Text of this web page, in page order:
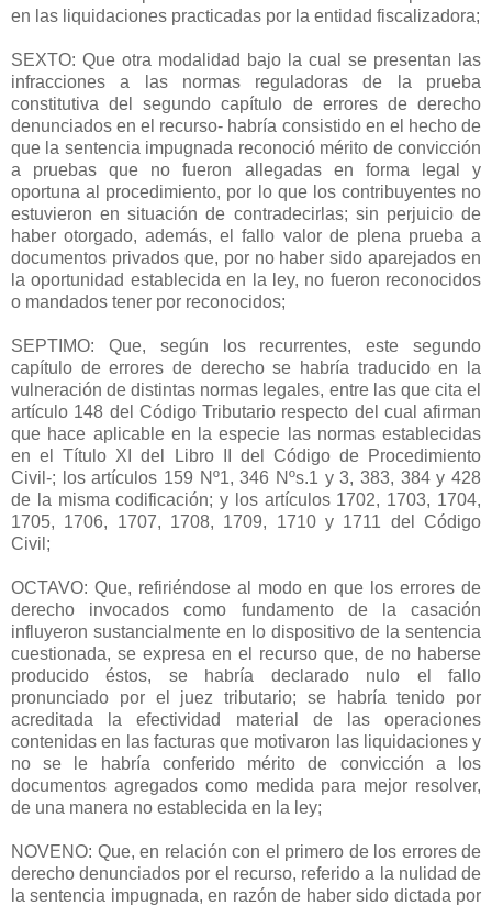
en las liquidaciones practicadas por la entidad fiscalizadora;
SEXTO: Que otra modalidad bajo la cual se presentan las
infracciones a las normas reguladoras de la prueba
constitutiva del segundo capítulo de errores de derecho
denunciados en el recurso- habría consistido en el hecho de
que la sentencia impugnada reconoció mérito de convicción
a pruebas que no fueron allegadas en forma legal y
oportuna al procedimiento, por lo que los contribuyentes no
estuvieron en situación de contradecirlas; sin perjuicio de
haber otorgado, además, el fallo valor de plena prueba a
documentos privados que, por no haber sido aparejados en
la oportunidad establecida en la ley, no fueron reconocidos
o mandados tener por reconocidos;
SEPTIMO: Que, según los recurrentes, este segundo
capítulo de errores de derecho se habría traducido en la
vulneración de distintas normas legales, entre las que cita el
artículo 148 del Código Tributario respecto del cual afirman
que hace aplicable en la especie las normas establecidas
en el Título XI del Libro II del Código de Procedimiento
Civil-; los artículos 159 Nº1, 346 Nºs.1 y 3, 383, 384 y 428
de la misma codificación; y los artículos 1702, 1703, 1704,
1705, 1706, 1707, 1708, 1709, 1710 y 1711 del Código
Civil;
OCTAVO: Que, refiriéndose al modo en que los errores de
derecho invocados como fundamento de la casación
influyeron sustancialmente en lo dispositivo de la sentencia
cuestionada, se expresa en el recurso que, de no haberse
producido éstos, se habría declarado nulo el fallo
pronunciado por el juez tributario; se habría tenido por
acreditada la efectividad material de las operaciones
contenidas en las facturas que motivaron las liquidaciones y
no se le habría conferido mérito de convicción a los
documentos agregados como medida para mejor resolver,
de una manera no establecida en la ley;
NOVENO: Que, en relación con el primero de los errores de
derecho denunciados por el recurso, referido a la nulidad de
la sentencia impugnada, en razón de haber sido dictada por